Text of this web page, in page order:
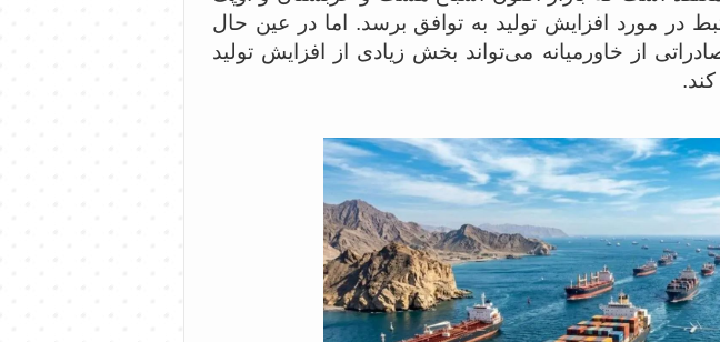
در مورد افزایش تولید به توافق برسد. اما در عین حال
از خاورمیانه می‌تواند بخش زیادی از افزایش تولید